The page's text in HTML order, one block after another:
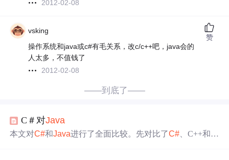
2012-02-08
vsking
操作系统和java或c#有毛关系，改c/c++吧，java会的
人太多，不值钱了
2012-02-08
赞
——到底了——
C＃对Java
本文对C#和Java进行了全面比较。先对比了C# 、C++和J